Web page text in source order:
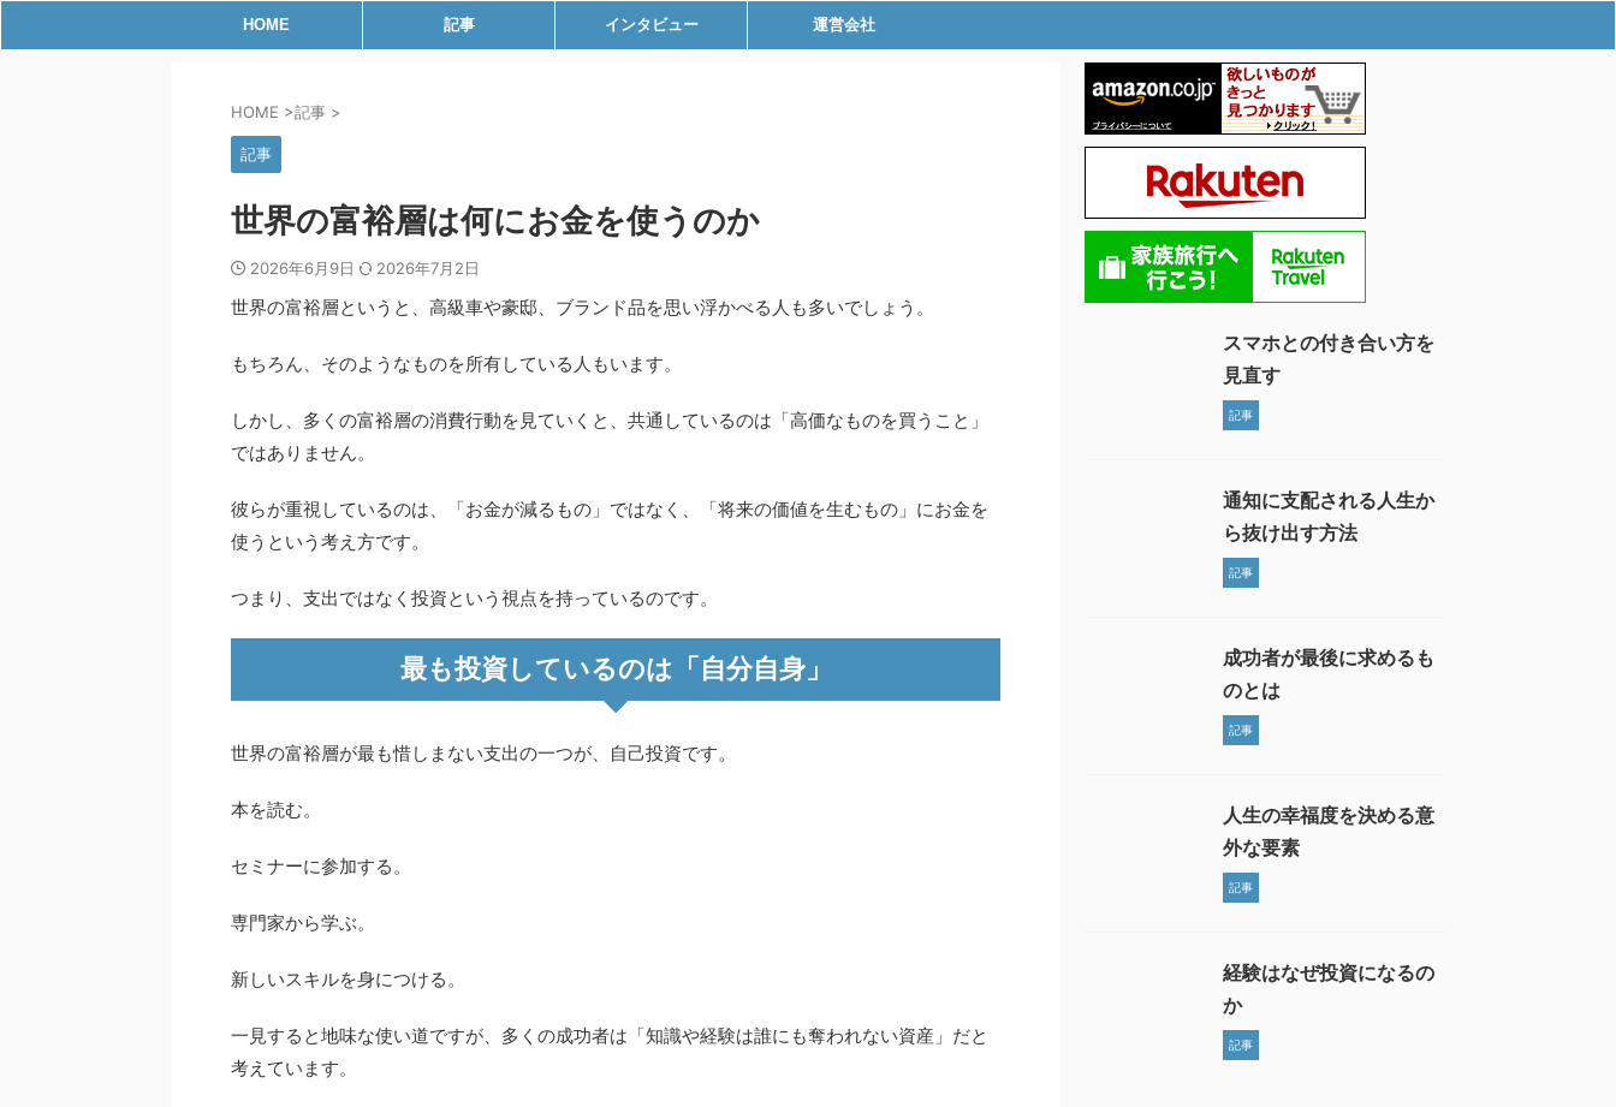
HOME 記事 インタビュー 運営会社
HOME >記事 >
記事
世界の富裕層は何にお金を使うのか
2026年6月9日 2026年7月2日
世界の富裕層というと、高級車や豪邸、ブランド品を思い浮かべる人も多いでしょう。
もちろん、そのようなものを所有している人もいます。
しかし、多くの富裕層の消費行動を見ていくと、共通しているのは「高価なものを買うこと」
ではありません。
彼らが重視しているのは、「お金が減るもの」ではなく、「将来の価値を生むもの」にお金を
使うという考え方です。
つまり、支出ではなく投資という視点を持っているのです。
最も投資しているのは「自分自身」
世界の富裕層が最も惜しまない支出の一つが、自己投資です。
本を読む。
セミナーに参加する。
専門家から学ぶ。
新しいスキルを身につける。
一見すると地味な使い道ですが、多くの成功者は「知識や経験は誰にも奪われない資産」だと
考えています。
スマホとの付き合い方を
見直す
記事
通知に支配される人生か
ら抜け出す方法
記事
成功者が最後に求めるも
のとは
記事
人生の幸福度を決める意
外な要素
記事
経験はなぜ投資になるの
か
記事